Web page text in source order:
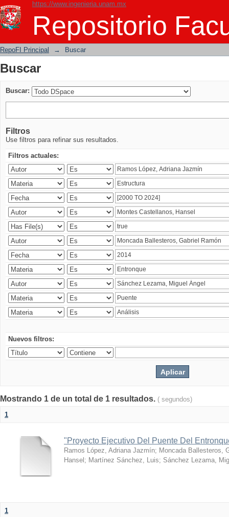
https://www.ingenieria.unam.mx
Repositorio
Buscar
RepoFI Principal → Buscar
Buscar
Buscar:
Filtros
Use filtros para refinar sus resultados.
Filtros actuales:
Nuevos filtros:
Mostrando 1 de un total de 1 resultados. ( segundos)
1
"Proyecto Ejecutivo Del Puente Del
Ramos López, Adriana Jazmín; Moncada Ballesteros,
Hansel ; Martínez Sánchez, Luis; Sánchez Lezama,
1